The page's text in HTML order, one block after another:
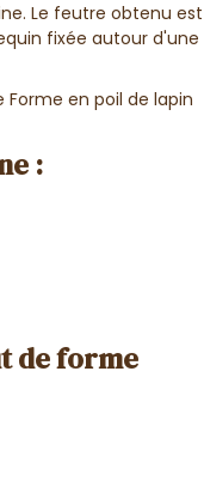
Le feutre obtenu est
fixée autour d'une
en poil de lapin
:
de forme